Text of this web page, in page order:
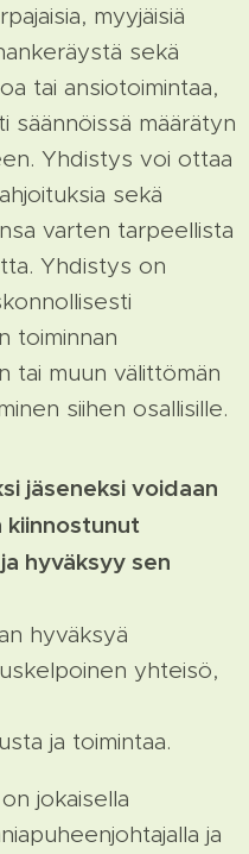
myyjäisiä
sekä
tai ansiotoimintaa,
määrätyn
Yhdistys voi ottaa
sekä
varten tarpeellista
Yhdistys on
toiminnan
tai muun välittömän
siihen osallisille.
jäseneksi voidaan
kiinnostunut
hyväksyy sen
hyväksyä
yhteisö,
ja toimintaa.
jokaisella
ja